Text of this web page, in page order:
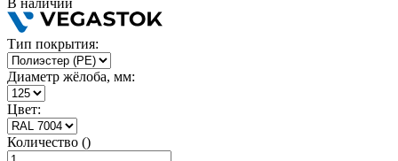
Тип покрытия:
Диаметр жёлоба, мм:
Цвет:
Количество ()